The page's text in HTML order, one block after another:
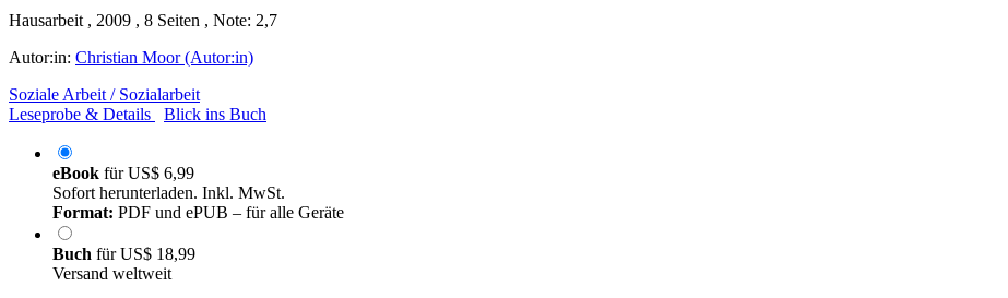
Hausarbeit , 2009 , 8 Seiten , Note: 2,7
Autor:in: Christian Moor (Autor:in)
Soziale Arbeit / Sozialarbeit
Leseprobe & Details
Blick ins Buch
eBook fürUS$ 6,99
Sofort herunterladen. Inkl. MwSt.
Format: PDF und ePUB – für alle Geräte
Buch fürUS$ 18,99
Versand weltweit